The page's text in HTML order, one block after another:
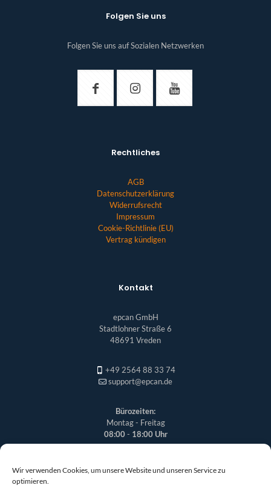
Wir verwenden Cookies, um unsere Website und unseren Service zu
optimieren.
Folgen Sie uns
Folgen Sie uns auf Sozialen Netzwerken
Rechtliches
AGB
Datenschutzerklärung
Widerrufsrecht
Impressum
Cookie-Richtlinie (EU)
Vertrag kündigen
Kontakt
epcan GmbH
Stadtlohner Straße 6
48691 Vreden
+49 2564 88 33 74
support@epcan.de
Bürozeiten:
Montag - Freitag
08:00- 18:00 Uhr